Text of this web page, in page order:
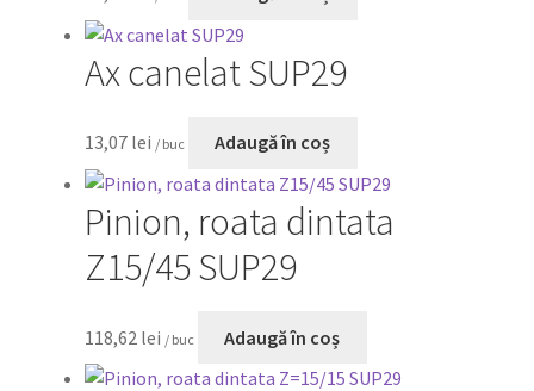
Ax canelat SUP29
13,07 lei / buc Adaugă în coș
Pinion, roata dintata
Z15/45 SUP29
118,62 lei / buc Adaugă în coș